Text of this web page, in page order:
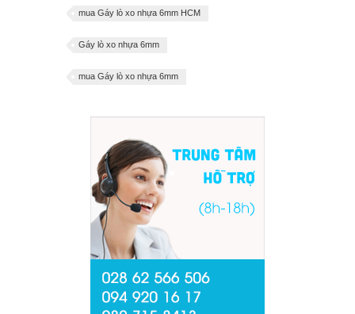
mua Gáy lò xo nhựa 6mm HCM
Gáy lò xo nhựa 6mm
mua Gáy lò xo nhựa 6mm